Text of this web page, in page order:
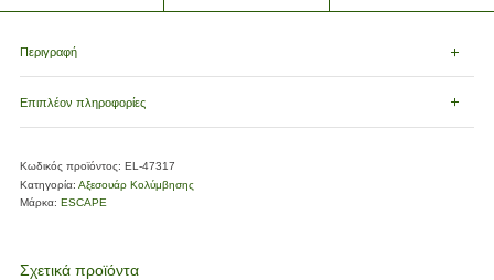
Περιγραφή
Επιπλέον πληροφορίες
Κωδικός προϊόντος: EL-47317
Κατηγορία: Αξεσουάρ Κολύμβησης
Μάρκα: ESCAPE
Σχετικά προϊόντα